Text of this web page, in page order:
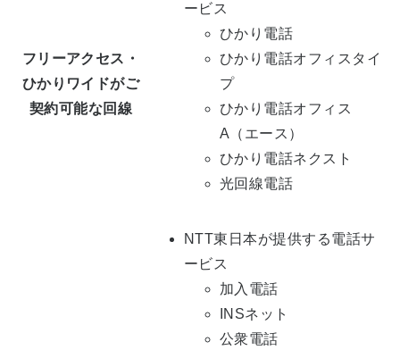
フリーアクセス・
ひかりワイドがご
契約可能な回線
ービス
ひかり電話
ひかり電話オフィスタイ
プ
ひかり電話オフィス
A（エース）
ひかり電話ネクスト
光回線電話
NTT東日本が提供する電話サ
ービス
加入電話
INSネット
公衆電話